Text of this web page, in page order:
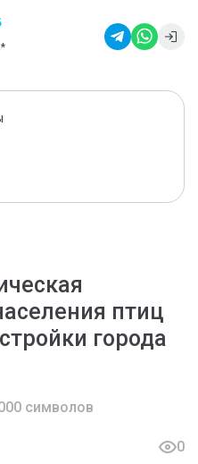
*
птиц
города
символов
0